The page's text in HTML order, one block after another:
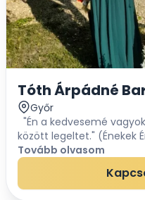
Tóth Árpádné
Győr
"Én a kedvesemé
között legeltet." (Énekek
nap az esküvő napja.
alkalmazkodva az
Tovább olvasom